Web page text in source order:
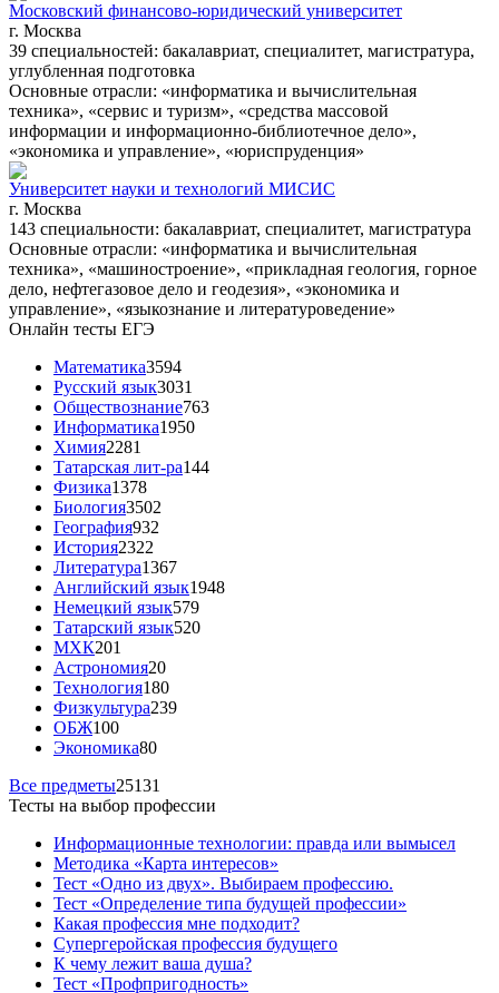
Московский финансово-юридический университет
г. Москва
39 специальностей: бакалавриат, специалитет, магистратура,
углубленная подготовка
Основные отрасли: «информатика и вычислительная
техника», «сервис и туризм», «средства массовой
информации и информационно-библиотечное дело»,
«экономика и управление», «юриспруденция»
Университет науки и технологий МИСИС
г. Москва
143 специальности: бакалавриат, специалитет, магистратура
Основные отрасли: «информатика и вычислительная
техника», «машиностроение», «прикладная геология, горное
дело, нефтегазовое дело и геодезия», «экономика и
управление», «языкознание и литературоведение»
Онлайн тесты ЕГЭ
Математика3594
Русский язык3031
Обществознание763
Информатика1950
Химия2281
Татарская лит-ра144
Физика1378
Биология3502
География932
История2322
Литература1367
Английский язык1948
Немецкий язык579
Татарский язык520
МХК201
Астрономия20
Технология180
Физкультура239
ОБЖ100
Экономика80
Все предметы25131
Тесты на выбор профессии
Информационные технологии: правда или вымысел
Методика «Карта интересов»
Тест «Одно из двух». Выбираем профессию.
Тест «Определение типа будущей профессии»
Какая профессия мне подходит?
Супергеройская профессия будущего
К чему лежит ваша душа?
Тест «Профпригодность»